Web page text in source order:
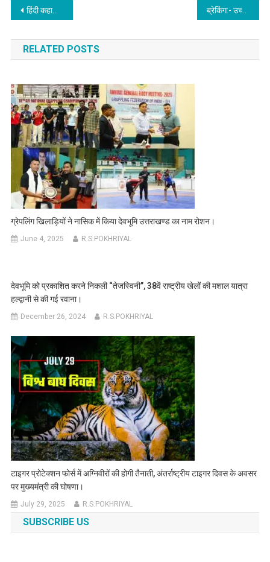
Post
navigation
हिंदी कहानी लेखन में प्रिया प्रथम, रोजी द्वितीय और आकांक्षा तृतीय स्थान पर रहीं। ब्रेकिंग:- उच्च शिक्षा में लम्बे समय से अनुपस्थित 04 असिस्टेंट प्रोफेसर बर्खास्त।
RELATED POSTS
ग्रेपलिंग खिलाड़ियों ने नासिक में किया देवभूमि उत्तराखण्ड का नाम रोशन।
June 4, 2025 R.S.POKHRIYAL
देवभूमि को प्रकाशित करने निकली “तेजस्विनी”, 38वें राष्ट्रीय खेलों की मशाल यात्रा
हल्द्वानी से की गई रवाना।
December 26, 2024 R.S.POKHRIYAL
टाइगर प्रोटेक्शन फोर्स में अग्निवीरों की होगी तैनाती, अंतर्राष्ट्रीय टाइगर दिवस के अवसर
पर मुख्यमंत्री की घोषणा।
July 29, 2025 R.S.POKHRIYAL
SUBSCRIBE US